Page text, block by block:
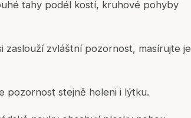
tahy podél kostí, kruhové pohyby
zaslouží zvláštní pozornost, masírujte je
pozornost stejně holeni i lýtku.